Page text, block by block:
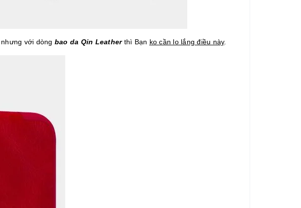
, nhưng với dòng bao da Qin Leatherthì Bạn ko cần lo lắng điều này.